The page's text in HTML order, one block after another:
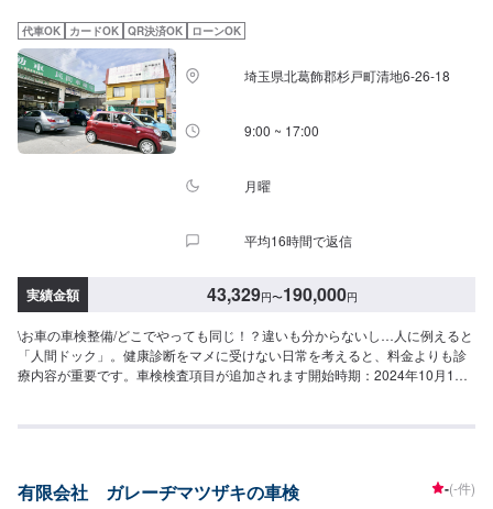
代車OK カードOK QR決済OK ローンOK
埼玉県北葛飾郡杉戸町清地6-26-18
9:00 ~ 17:00
月曜
平均16時間で返信
実績金額 43,329円〜190,000円
\お車の車検整備/どこでやっても同じ！？違いも分からないし…人に例えると
「人間ドック」。健康診断をマメに受けない日常を考えると、料金よりも診
療内容が重要です。車検検査項目が追加されます開始時期：2024年10月1
ー搭載のお車に乗られているオーナー様、当店では法律改定前でもお客様の
とクルマを大切にサポート。新車から数えて1回目の車検であれば「金額重
有限会社 ガレーヂマツザキの車検 -(-件)